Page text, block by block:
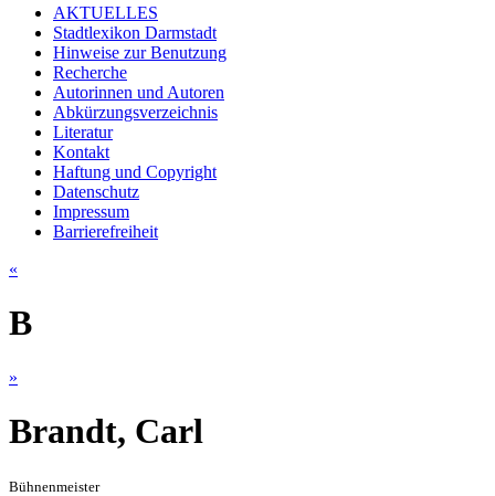
AKTUELLES
Stadtlexikon Darmstadt
Hinweise zur Benutzung
Recherche
Autorinnen und Autoren
Abkürzungsverzeichnis
Literatur
Kontakt
Haftung und Copyright
Datenschutz
Impressum
Barrierefreiheit
«
B
»
Brandt, Carl
Bühnenmeister